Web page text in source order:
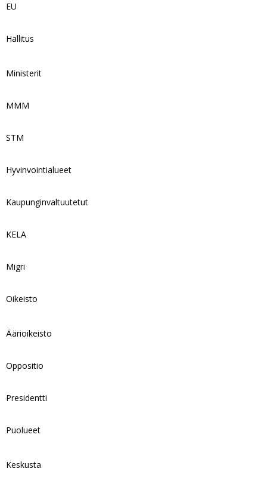
EU
Hallitus
Ministerit
MMM
STM
Hyvinvointialueet
Kaupunginvaltuutetut
KELA
Migri
Oikeisto
Äärioikeisto
Oppositio
Presidentti
Puolueet
Keskusta